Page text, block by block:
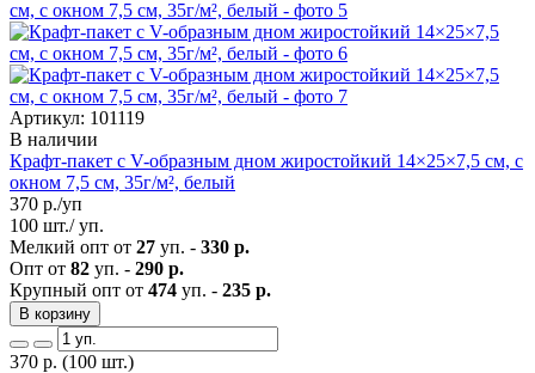
Артикул: 101119
В наличии
Крафт-пакет с V-образным дном жиростойкий 14×25×7,5 см, с
окном 7,5 см, 35г/м², белый
370 р./уп
100 шт./ уп.
Мелкий опт от 27 уп. - 330 р.
Опт от 82 уп. - 290 р.
Крупный опт от 474 уп. - 235 р.
В корзину
370 р. (100 шт.)